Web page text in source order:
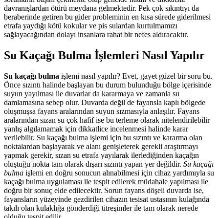
davranışlardan ötürü meydana gelmektedir. Pek çok sıkıntıyı da
beraberinde getiren bu gider probleminin en kısa sürede giderilmesi
etrafa yaydığı kötü kokular ve pis sulardan kurtulmamızı
sağlayacağından dolayı insanlara rahat bir nefes aldıracaktır.
Su Kaçağı Bulma İşlemleri Nasıl Yapılır
Su kaçağı bulma işlemi nasıl yapılır? Evet, gayet güzel bir soru bu.
Önce sızıntı halinde başlayan bu durum bulunduğu bölge içerisinde
suyun yayılması ile duvarlar da kararmaya ve zamanla su
damlamasına sebep olur. Duvarda değil de fayansla kaplı bölgede
oluşmuşsa fayans aralarından suyun sızmasıyla anlaşılır. Fayans
aralarından sızan su çok hafif ise bu terleme olarak nitelendirilebilir
yanlış algılamamak için dikkatlice incelenmesi halinde karar
verilebilir. Su kaçağı bulma işlemi için bu sızıntı ve kararma olan
noktalardan başlayarak ve alanı genişleterek gerekli araştırmayı
yapmak gerekir, sızan su etrafa yayılarak ilerlediğinden kaçağın
oluştuğu nokta tam olarak dışarı sızıntı yapan yer değildir. Su kaçağı
bulma işlemi en doğru sonucun alınabilmesi için cihaz yardımıyla su
kaçağı bulma uygulaması ile tespit edilerek müdahale yapılması ile
doğru bir sonuç elde edilecektir. Sorun fayans döşeli duvarda ise,
fayansların yüzeyinde gezdirilen cihazın tesisat ustasının kulağında
takılı olan kulaklığa gönderdiği titreşimler ile tam olarak nerede